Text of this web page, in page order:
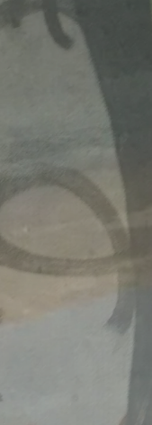
https://
wei-
Veröffentlicht am